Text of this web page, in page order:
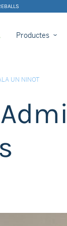
Productes
UN NINOT